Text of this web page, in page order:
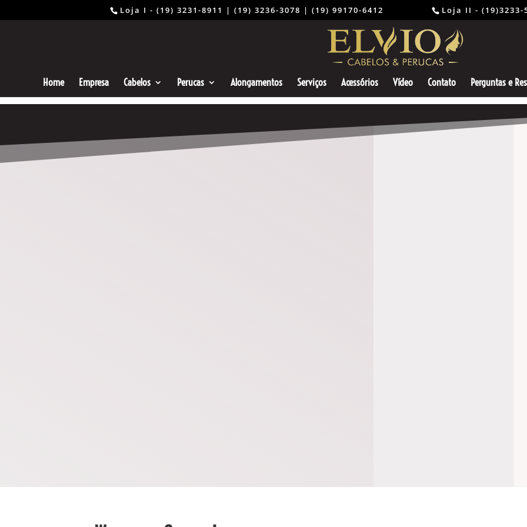
Loja I - (19) 3231-8911 | (19) 3236-3078 | (19) 99170-6412 ⠀⠀⠀⠀⠀⠀ Loja II - (19)3233-
Home Empresa Cabelos Perucas Alongamentos Serviços Acessórios Vídeo Contato Perguntas e